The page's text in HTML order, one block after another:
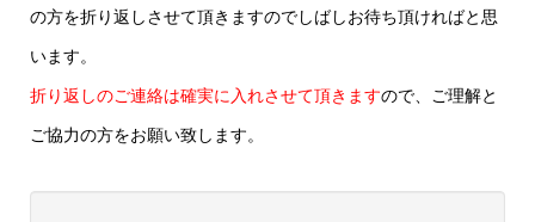
の方を折り返しさせて頂きますのでしばしお待ち頂ければと思
います。
折り返しのご連絡は確実に入れさせて頂きますので、ご理解と
ご協力の方をお願い致します。